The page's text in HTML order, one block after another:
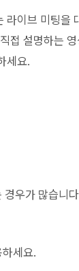
라이브 미팅을
접 설명하는
세요.
경우가 많습니
세요.